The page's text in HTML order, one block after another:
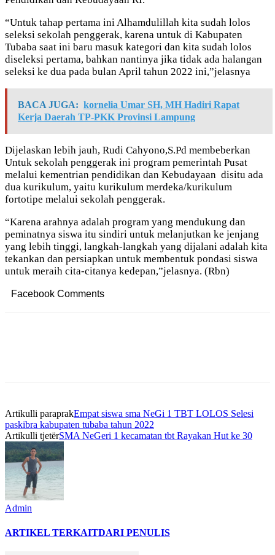
“Untuk tahap pertama ini Alhamdulillah kita sudah lolos
seleksi sekolah penggerak, karena untuk di Kabupaten
Tubaba saat ini baru masuk kategori dan kita sudah lolos
diseleksi pertama, bahkan nantinya jika tidak ada halangan
seleksi ke dua pada bulan April tahun 2022 ini,”jelasnya
BACA JUGA: kornelia Umar SH, MH Hadiri Rapat
Kerja Daerah TP-PKK Provinsi Lampung
Dijelaskan lebih jauh, Rudi Cahyono,S.Pd membeberkan
Untuk sekolah penggerak ini program pemerintah Pusat
melalui kementrian pendidikan dan Kebudayaan disitu ada
dua kurikulum, yaitu kurikulum merdeka/kurikulum
fortotipe melalui sekolah penggerak.
“Karena arahnya adalah program yang mendukung dan
peminatnya siswa itu sindiri untuk melanjutkan ke jenjang
yang lebih tinggi, langkah-langkah yang dijalani adalah kita
tekankan dan persiapkan untuk membentuk pondasi siswa
untuk meraih cita-citanya kedepan,”jelasnya. (Rbn)
Facebook Comments
Artikulli paraprakEmpat siswa sma NeGi 1 TBT LOLOS Selesi
paskibra kabupaten tubaba tahun 2022
Artikulli tjetërSMA NeGeri 1 kecamatan tbt Rayakan Hut ke 30
Admin
ARTIKEL TERKAITDARI PENULIS